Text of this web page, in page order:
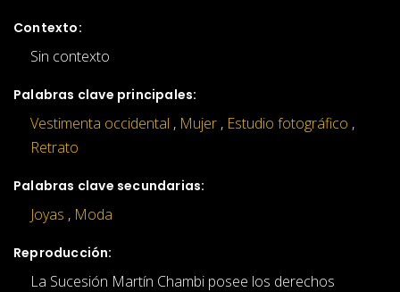
Contexto:
Sin contexto
Palabras clave principales:
Vestimenta occidental , Mujer , Estudio fotográfico ,
Retrato
Palabras clave secundarias:
Joyas , Moda
Reproducción:
La Sucesión Martín Chambi posee los derechos